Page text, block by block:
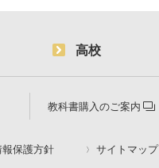
高校
教科書購入のご案内
保護方針 サイトマップ